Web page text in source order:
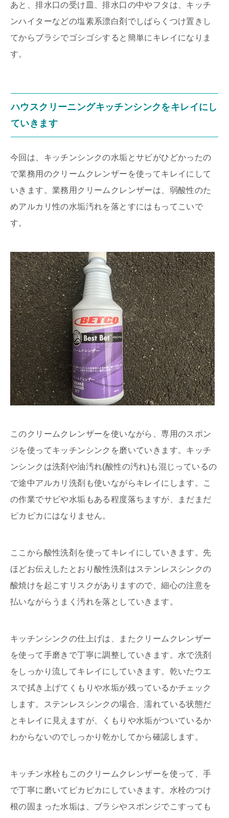
あと、排水口の受け皿、排水口の中やフタは、キッチ
ンハイターなどの塩素系漂白剤でしばらくつけ置きし
てからブラシでゴシゴシすると簡単にキレイになりま
す。
ハウスクリーニングキッチンシンクをキレイにし
ていきます
今回は、キッチンシンクの水垢とサビがひどかったの
で業務用のクリームクレンザーを使ってキレイにして
いきます。業務用クリームクレンザーは、弱酸性のた
めアルカリ性の水垢汚れを落とすにはもってこいで
す。
このクリームクレンザーを使いながら、専用のスポン
ジを使ってキッチンシンクを磨いていきます。キッチ
ンシンクは洗剤や油汚れ(酸性の汚れ)も混じっているの
で途中アルカリ洗剤も使いながらキレイにします。こ
の作業でサビや水垢もある程度落ちますが、まだまだ
ピカピカにはなりません。
ここから酸性洗剤を使ってキレイにしていきます。先
ほどお伝えしたとおり酸性洗剤はステンレスシンクの
酸焼けを起こすリスクがありますので、細心の注意を
払いながらうまく汚れを落としていきます。
キッチンシンクの仕上げは、またクリームクレンザー
を使って手磨きで丁寧に調整していきます。水で洗剤
をしっかり流してキレイにしていきます。乾いたウエ
スで拭き上げてくもりや水垢が残っているかチェック
します。ステンレスシンクの場合、濡れている状態だ
とキレイに見えますが、くもりや水垢がついているか
わからないのでしっかり乾かしてから確認します。
キッチン水栓もこのクリームクレンザーを使って、手
で丁寧に磨いてピカピカにしていきます。水栓のつけ
根の固まった水垢は、ブラシやスポンジでこすっても